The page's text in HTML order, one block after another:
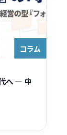
コラム
代へ — 中